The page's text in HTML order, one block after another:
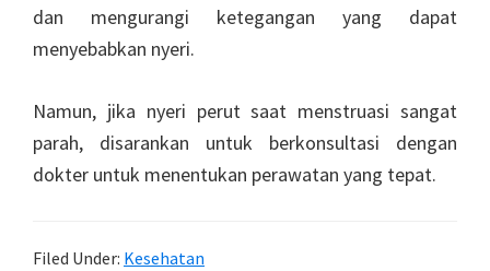
dan mengurangi ketegangan yang dapat
menyebabkan nyeri.
Namun, jika nyeri perut saat menstruasi sangat
parah, disarankan untuk berkonsultasi dengan
dokter untuk menentukan perawatan yang tepat.
Filed Under: Kesehatan